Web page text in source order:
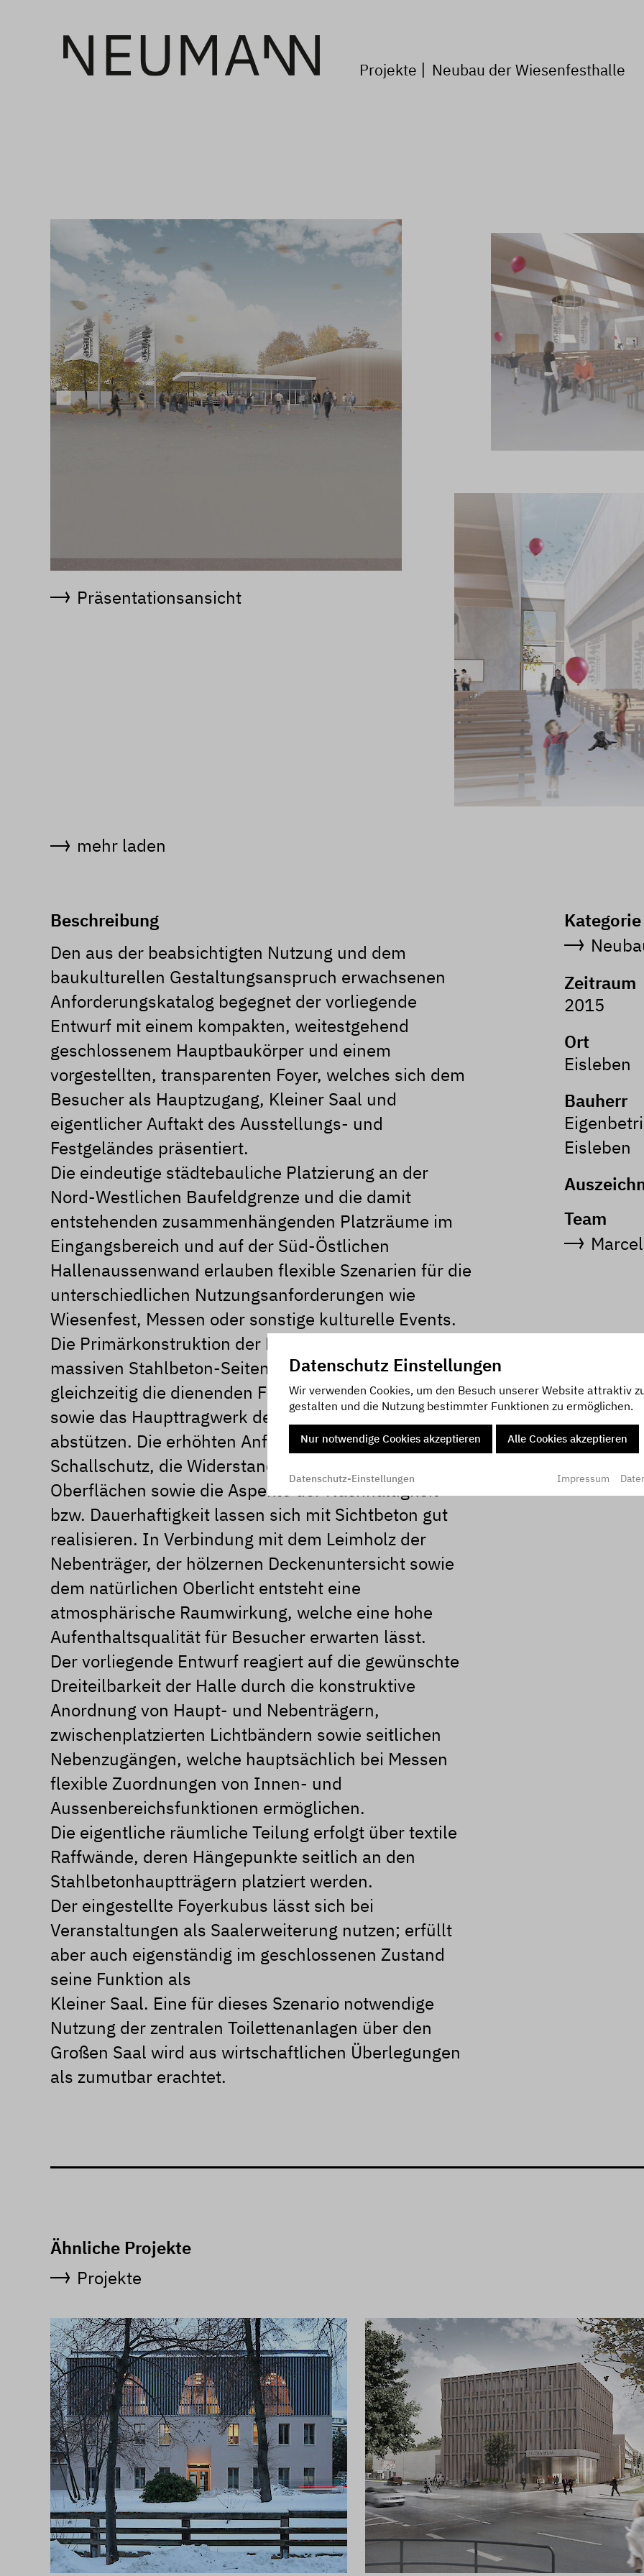
Projekte Neubau der Wiesenfesthalle
Präsentationsansicht
mehr laden
Beschreibung
Den aus der beabsichtigten Nutzung und dem
baukulturellen Gestaltungsanspruch erwachsenen
Anforderungskatalog begegnet der vorliegende
Entwurf mit einem kompakten, weitestgehend
geschlossenem Hauptbaukörper und einem
vorgestellten, transparenten Foyer, welches sich dem
Besucher als Hauptzugang, Kleiner Saal und
eigentlicher Auftakt des Ausstellungs- und
Festgeländes präsentiert.
Die eindeutige städtebauliche Platzierung an der
Nord-Westlichen Baufeldgrenze und die damit
entstehenden zusammenhängenden Platzräume im
Eingangsbereich und auf der Süd-Östlichen
Hallenaussenwand erlauben flexible Szenarien für die
unterschiedlichen Nutzungsanforderungen wie
Wiesenfest, Messen oder sonstige kulturelle Events.
Die Primärkonstruktion der Halle besteht aus zwei
massiven Stahlbeton-Seitenspangen, welche
gleichzeitig die dienenden Funktionen aufnehmen
sowie das Haupttragwerk der Dachkonstruktion
abstützen. Die erhöhten Anforderungen an den
Schallschutz, die Widerstandsfähigkeit von
Oberflächen sowie die Aspekte der Nachhaltigkeit
bzw. Dauerhaftigkeit lassen sich mit Sichtbeton gut
realisieren. In Verbindung mit dem Leimholz der
Nebenträger, der hölzernen Deckenuntersicht sowie
dem natürlichen Oberlicht entsteht eine
atmosphärische Raumwirkung, welche eine hohe
Aufenthaltsqualität für Besucher erwarten lässt.
Der vorliegende Entwurf reagiert auf die gewünschte
Dreiteilbarkeit der Halle durch die konstruktive
Anordnung von Haupt- und Nebenträgern,
zwischenplatzierten Lichtbändern sowie seitlichen
Nebenzugängen, welche hauptsächlich bei Messen
flexible Zuordnungen von Innen- und
Aussenbereichsfunktionen ermöglichen.
Die eigentliche räumliche Teilung erfolgt über textile
Raffwände, deren Hängepunkte seitlich an den
Stahlbetonhauptträgern platziert werden.
Der eingestellte Foyerkubus lässt sich bei
Veranstaltungen als Saalerweiterung nutzen; erfüllt
aber auch eigenständig im geschlossenen Zustand
seine Funktion als
Kleiner Saal. Eine für dieses Szenario notwendige
Nutzung der zentralen Toilettenanlagen über den
Großen Saal wird aus wirtschaftlichen Überlegungen
als zumutbar erachtet.
Kategorie
Zeitraum
2015
Ort
Eisleben
Bauherr
Eisleben
Team
Ähnliche Projekte
Projekte
Datenschutz Einstellungen
Wir verwenden Cookies, um den Besuch unserer Website attraktiv
gestalten und die Nutzung bestimmter Funktionen zu ermöglichen.
Nur notwendige Cookies akzeptieren Alle Cookies akzeptieren
Datenschutz-Einstellungen Impressum